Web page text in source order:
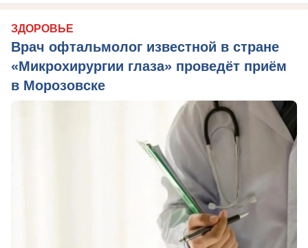
ЗДОРОВЬЕ
Врач офтальмолог известной в стране
«Микрохирургии глаза» проведёт приём
в Морозовске